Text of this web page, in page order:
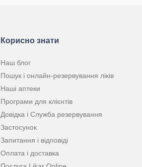
Корисно знати
Наш блог
Пошук і онлайн-резервування ліків
Наші аптеки
Програми для клієнтів
Довідка і Служба резервування
Застосунок
Запитання і відповіді
Оплата і доставка